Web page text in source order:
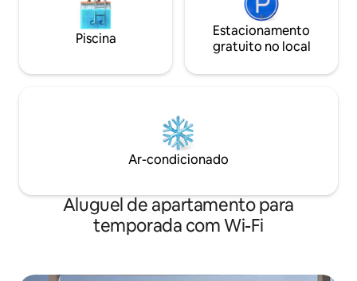
Piscina
Estacionamento
gratuito no local
Ar-condicionado
Aluguel de apartamento para
temporada com Wi-Fi